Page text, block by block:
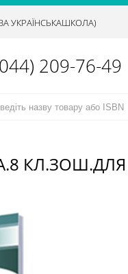
УКРАЇНСЬКАШКОЛА)
209-76-49
КЛ.ЗОШ.ДЛЯ